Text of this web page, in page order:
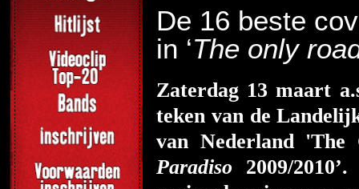
De 16 beste
in ‘The only
Zaterdag 13 maart
teken van de
van Nederland
Paradiso 2009/